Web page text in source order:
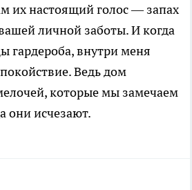
их настоящий голос — запах
личной заботы. И когда
гардероба, внутри меня
Ведь дом
которые мы замечаем
они исчезают.